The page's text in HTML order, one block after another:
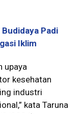
Padi
Iklim
upaya
kesehatan
industri
kata Taruna